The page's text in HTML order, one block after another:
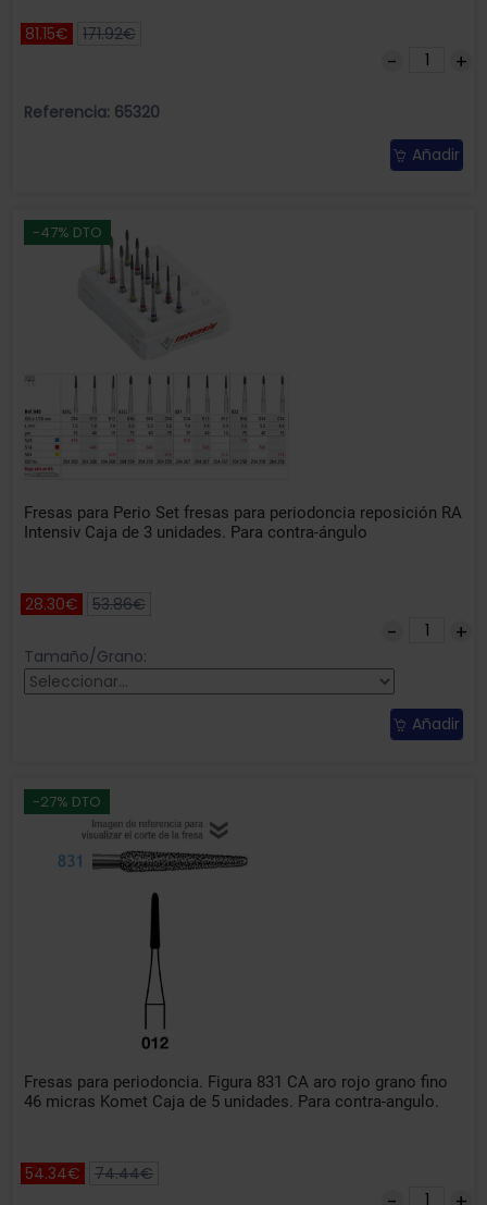
81.15€ 171.92€
Referencia: 65320
Añadir
-47% DTO
Fresas para Perio Set fresas para periodoncia reposición RA
Intensiv Caja de 3 unidades. Para contra-ángulo
28.30€ 53.86€
Tamaño/Grano:
Añadir
-27% DTO
Fresas para periodoncia. Figura 831 CA aro rojo grano fino
46 micras Komet Caja de 5 unidades. Para contra-angulo.
54.34€ 74.44€